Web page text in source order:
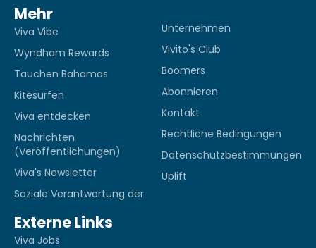
Mehr
Viva Vibe
Wyndham Rewards
Tauchen Bahamas
Kitesurfen
Viva entdecken
Nachrichten
(Veröffentlichungen)
Viva's Newsletter
Soziale Verantwortung der
Unternehmen
Vivito's Club
Boomers
Abonnieren
Kontakt
Rechtliche Bedingungen
Datenschutzbestimmungen
Uplift
Externe Links
Viva Jobs